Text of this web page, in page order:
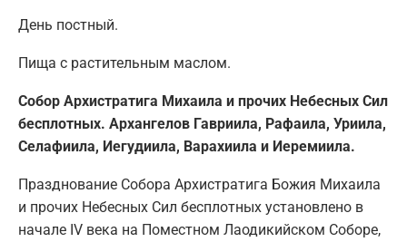
День постный.
Пища с растительным маслом.
Собор Архистратига Михаила и прочих Небесных Сил
бесплотных. Архангелов Гавриила, Рафаила, Уриила,
Селафиила, Иегудиила, Варахиила и Иеремиила.
Празднование Собора Архистратига Божия Михаила
и прочих Небесных Сил бесплотных установлено в
начале IV века на Поместном Лаодикийском Соборе,